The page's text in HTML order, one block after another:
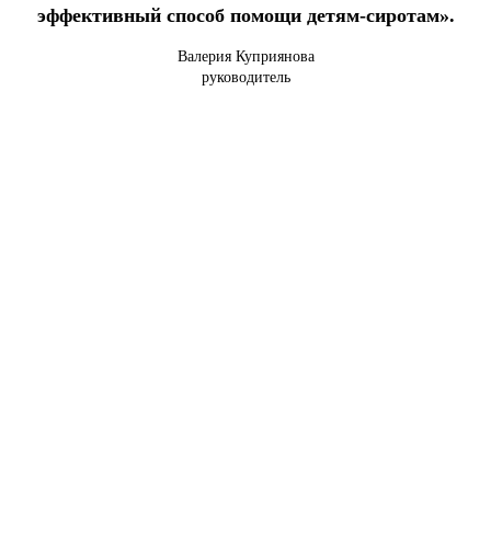
эффективный способ помощи детям-сиротам».
Валерия Куприянова
руководитель